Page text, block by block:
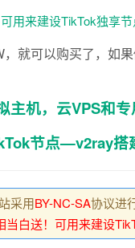
就可以购买了，如
主机，云VPS和
节点—v2ray搭
采用BY-NC-SA协议进
白送！可用来建设